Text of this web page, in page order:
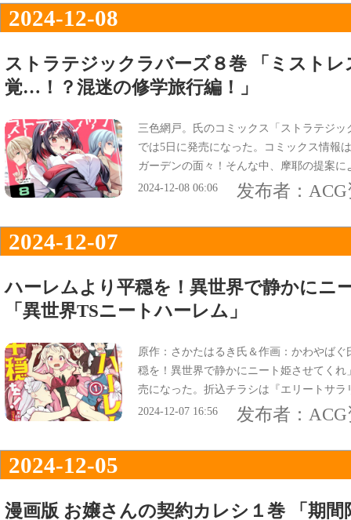
2024-12-08
ストラテジックラバーズ８巻 「ミストレ
覚…！？混迷の修学旅行編！」
三色網戸。氏のコミックス「ストラテジ
では5日に発売になった。コミックス情報
ガーデンの面々！そんな中、摩耶の提案
る』で、オビは『とあるミストレスの裏
2024-12-08 06:06 发布者：
2024-12-07
ハーレムより平穏を！異世界で静かにニ
「異世界TSニートハーレム」
原作：さかたはるき氏＆作画：かわやば
穏を！異世界で静かにニート姫させてく
売になった。折込チラシは『エリートサ
表紙は『働かない、メシが美味い、異世
2024-12-07 16:56 发布者：
2024-12-05
漫画版 お嬢さんの契約カレシ１巻 「期間